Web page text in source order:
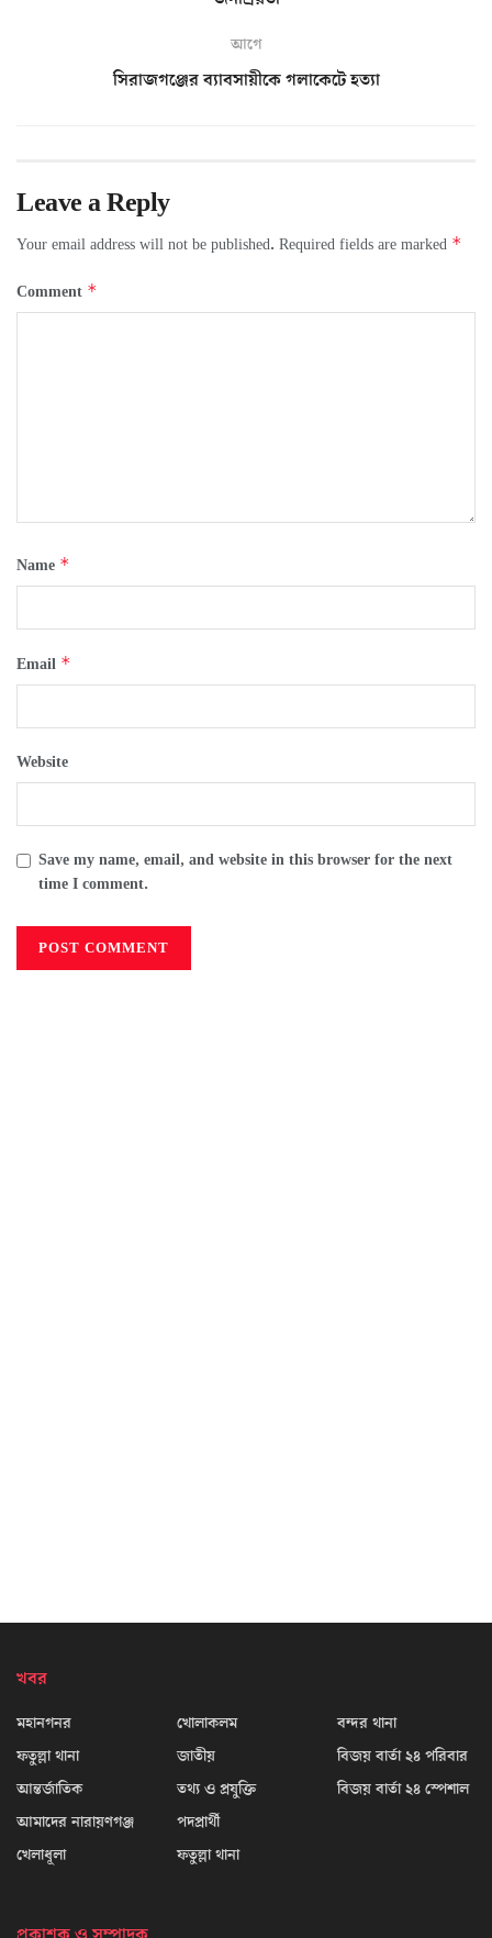
আগে
সিরাজগঞ্জের ব্যাবসায়ীকে গলাকেটে হত্যা
Leave a Reply
Your email address will not be published. Required fields are marked *
Comment *
Name *
Email *
Website
Save my name, email, and website in this browser for the next
time I comment.
খবর
মহানগনর
ফতুল্লা থানা
আন্তর্জাতিক
আমাদের নারায়ণগঞ্জ
খেলাধূলা
খোলাকলম
জাতীয়
তথ্য ও প্রযুক্তি
পদপ্রার্থী
ফতুল্লা থানা
বন্দর থানা
বিজয় বার্তা ২৪ পরিবার
বিজয় বার্তা ২৪ স্পেশাল